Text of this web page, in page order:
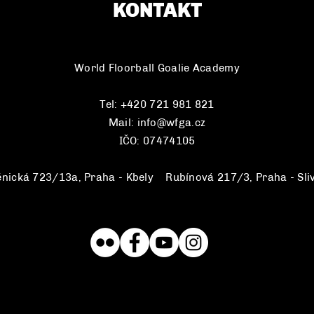
KONTAKT
World Floorball Goalie Academy
Tel: +420 721 981 821
Mail: info@wfga.cz
IČO: 07474105
723/13a, Praha - Kbely Rubínová 217/3, Praha -